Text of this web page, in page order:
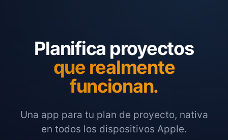
Planifica proyectos
que realmente
funcionan.
Una app para tu plan de proyecto, nativa
en todos los dispositivos Apple.